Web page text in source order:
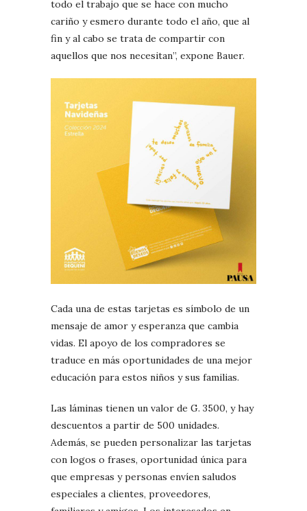
todo el trabajo que se hace con mucho
cariño y esmero durante todo el año, que al
fin y al cabo se trata de compartir con
aquellos que nos necesitan”, expone Bauer.
Cada una de estas tarjetas es símbolo de un
mensaje de amor y esperanza que cambia
vidas. El apoyo de los compradores se
traduce en más oportunidades de una mejor
educación para estos niños y sus familias.
Las láminas tienen un valor de G. 3500, y hay
descuentos a partir de 500 unidades.
Además, se pueden personalizar las tarjetas
con logos o frases, oportunidad única para
que empresas y personas envíen saludos
especiales a clientes, proveedores,